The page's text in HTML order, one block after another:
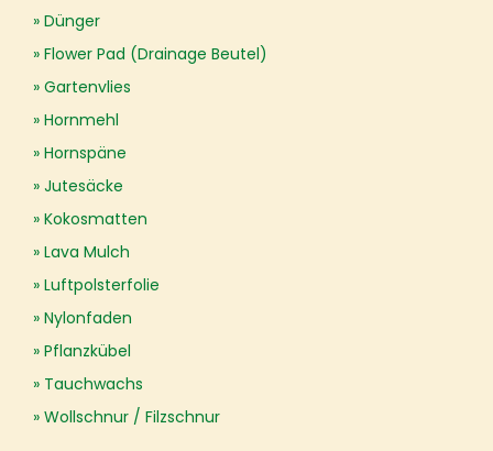
Dünger
Flower Pad (Drainage Beutel)
Gartenvlies
Hornmehl
Hornspäne
Jutesäcke
Kokosmatten
Lava Mulch
Luftpolsterfolie
Nylonfaden
Pflanzkübel
Tauchwachs
Wollschnur / Filzschnur